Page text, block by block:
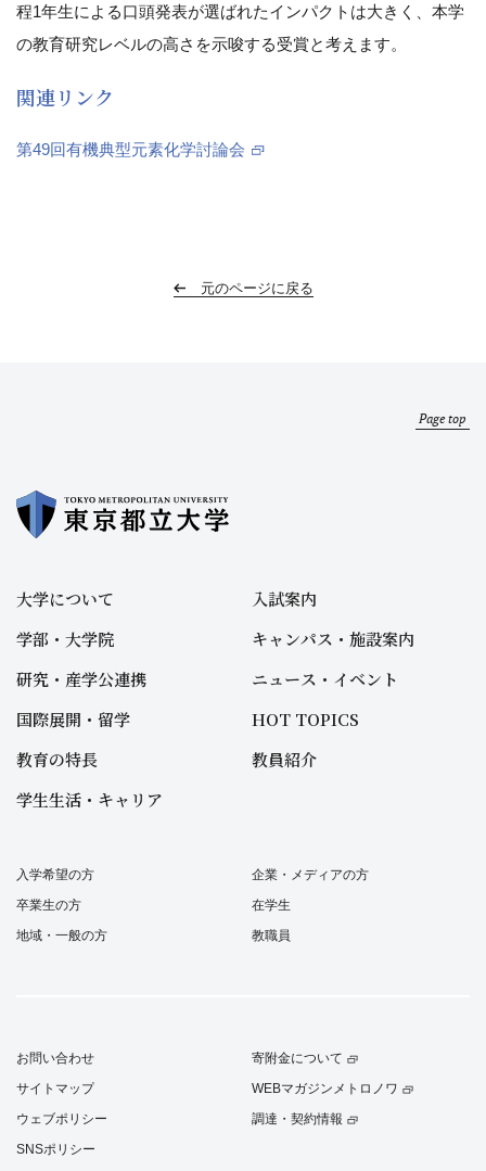
程1年生による口頭発表が選ばれたインパクトは大きく、本学
の教育研究レベルの高さを示唆する受賞と考えます。
関連リンク
第49回有機典型元素化学討論会
元のページに戻る
Page top
大学について
学部・大学院
研究・産学公連携
国際展開・留学
教育の特長
学生生活・キャリア
入試案内
キャンパス・施設案内
ニュース・イベント
HOT TOPICS
教員紹介
入学希望の方
卒業生の方
地域・一般の方
企業・メディアの方
在学生
教職員
お問い合わせ
サイトマップ
ウェブポリシー
SNSポリシー
寄附金について
WEBマガジンメトロノワ
調達・契約情報